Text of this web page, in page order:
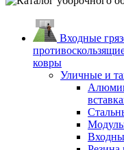
Входные
ковры
Уличные и